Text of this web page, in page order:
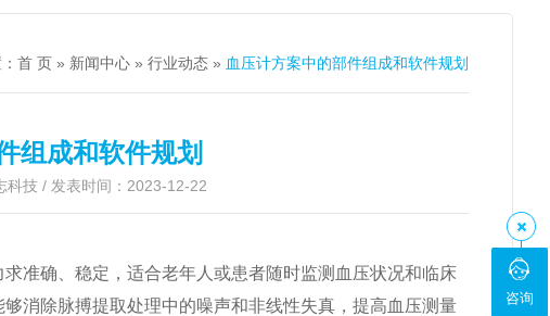
首 页 » 新闻中心 »行业动态 » 血压计方案中的部件组成和软件规划
组成和软件规划
科技 / 发表时间：2023-12-22
准确、稳定，适合老年人或患者随时监测血压状况和临床
消除脉搏提取处理中的噪声和非线性失真，提高血压测量
咨询